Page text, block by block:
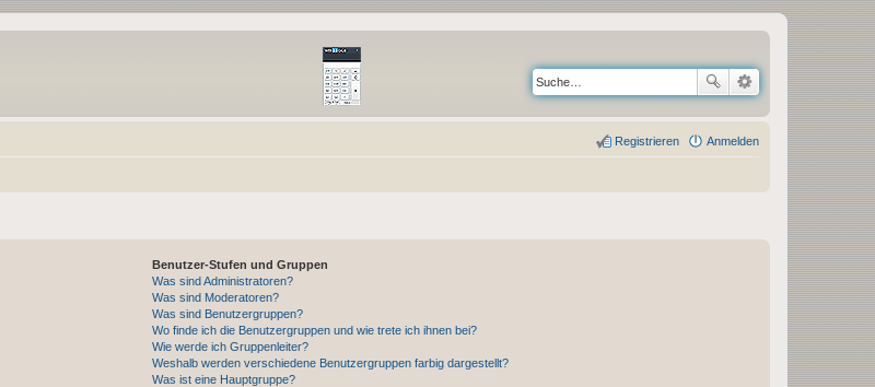
Anmelden
Registrieren
Benutzer-Stufen und Gruppen
Was sind Administratoren?
Was sind Moderatoren?
Was sind Benutzergruppen?
Wo finde ich die Benutzergruppen und wie trete ich ihnen bei?
Wie werde ich Gruppenleiter?
Weshalb werden verschiedene Benutzergruppen farbig dargestellt?
Was ist eine Hauptgruppe?